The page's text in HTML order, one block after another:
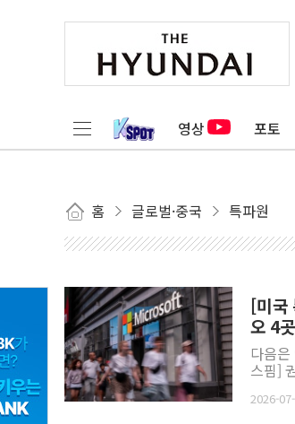
영상 포토
홈 글로벌·중국 특파원
[미국
오 4
다음
스핌]
2026-